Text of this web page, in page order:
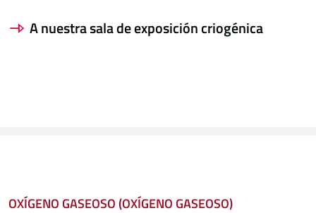
A nuestra sala de exposición criogénica
OXÍGENO GASEOSO (OXÍGENO GASEOSO)